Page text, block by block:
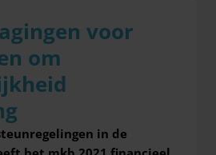
voor
om
in de